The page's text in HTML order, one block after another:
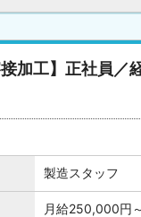
接加工】正社員
製造スタッフ
月給250,000円